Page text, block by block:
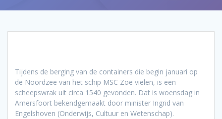
Tijdens de berging van de containers die begin januari op
de Noordzee van het schip MSC Zoe vielen, is een
scheepswrak uit circa 1540 gevonden. Dat is woensdag in
Amersfoort bekendgemaakt door minister Ingrid van
Engelshoven (Onderwijs, Cultuur en Wetenschap).